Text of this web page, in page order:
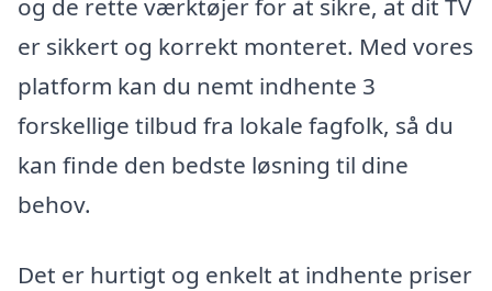
og de rette værktøjer for at sikre, at dit TV
er sikkert og korrekt monteret. Med vores
platform kan du nemt indhente 3
forskellige tilbud fra lokale fagfolk, så du
kan finde den bedste løsning til dine
behov.
Det er hurtigt og enkelt at indhente priser